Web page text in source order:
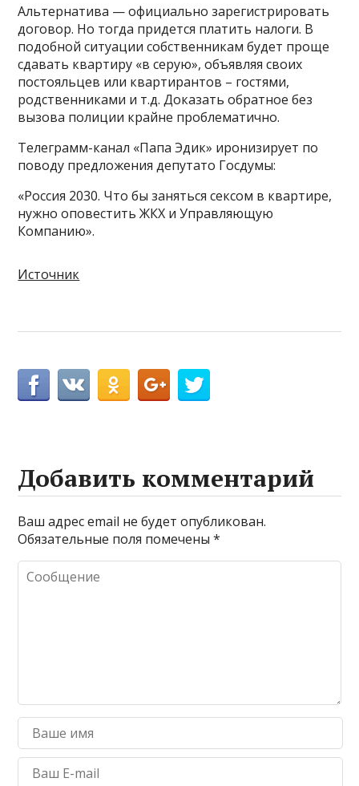
Альтернатива — официально зарегистрировать
договор. Но тогда придется платить налоги. В
подобной ситуации собственникам будет проще
сдавать квартиру «в серую», объявляя своих
постояльцев или квартирантов – гостями,
родственниками и т.д. Доказать обратное без
вызова полиции крайне проблематично.
Телеграмм-канал «Папа Эдик» иронизирует по
поводу предложения депутато Госдумы:
«Россия 2030. Что бы заняться сексом в квартире,
нужно оповестить ЖКХ и Управляющую
Компанию».
Источник
Добавить комментарий
Ваш адрес email не будет опубликован.
Обязательные поля помечены*